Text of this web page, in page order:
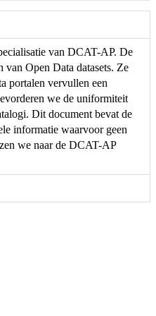
van DCAT-AP. De
Open Data datasets. Ze
portalen vervullen een
we de uniformiteit
Dit document bevat de
informatie waarvoor geen
we naar de DCAT-AP